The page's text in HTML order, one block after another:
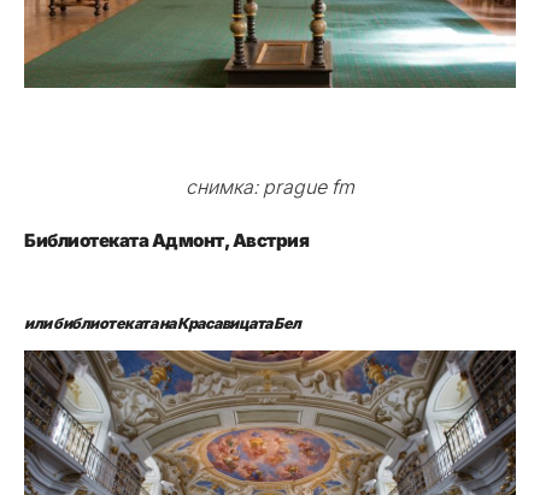
снимка: prague fm
Библиотеката Адмонт, Австрия
или библиотеката на Красавицата Бел